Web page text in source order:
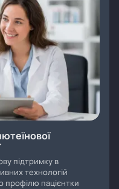
підтримку в
технологій
профілю пацієнтки